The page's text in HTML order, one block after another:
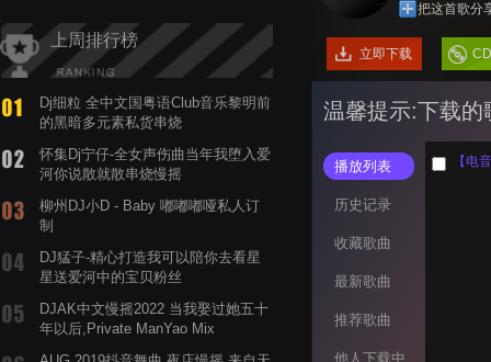
上周排行榜
Dj细粒 全中文国粤语Club音乐黎明前
的黑暗多元素私货串烧
怀集Dj宁仔-全女声伤曲当年我堕入爱
河你说散就散串烧慢摇
柳州DJ小D - Baby 嘟嘟嘟哑私人订
制
DJ猛子-精心打造我可以陪你去看星
星送爱河中的宝贝粉丝
DJAK中文慢摇2022 当我娶过她五十
年以后,Private ManYao Mix
把这首歌分
立即下载
温馨提示:下载的
播放列表
历史记录
收藏歌曲
最新歌曲
推荐歌曲
他人下载中
【电